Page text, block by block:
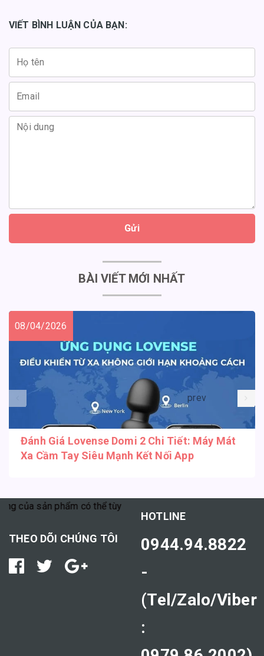
VIẾT BÌNH LUẬN CỦA BẠN:
Gửi
BÀI VIẾT MỚI NHẤT
08/04/2026
Đánh Giá Lovense Domi 2 Chi Tiết: Máy Mát
Xa Cầm Tay Siêu Mạnh Kết Nối App
prev
sản phẩm có thể tùy thuộc vào cơ địa mỗi người."
THEO DÕI CHÚNG TÔI
HOTLINE
0944.94.8822
-
(Tel/Zalo/Viber
: